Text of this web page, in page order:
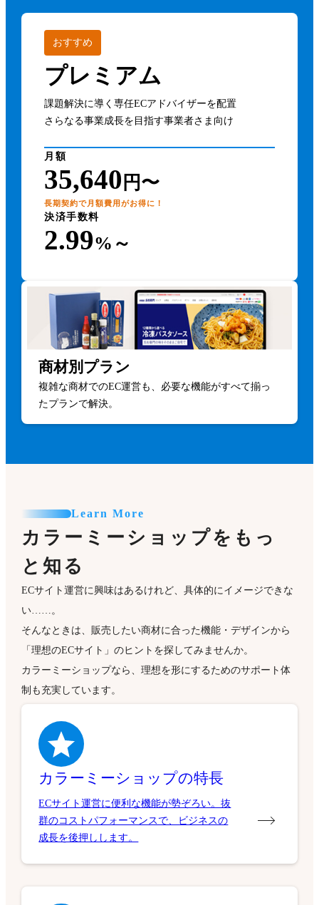
おすすめ
プレミアム
課題解決に導く専任ECアドバイザーを配置
さらなる事業成長を目指す事業者さま向け
月額
35,640 円〜
長期契約で月額費用がお得に！
決済手数料
2.99%～
商材別プラン
複雑な商材でのEC運営も、必要な機能がすべて揃っ
たプランで解決。
Learn More
カラーミーショップをもっ
と知る
ECサイト運営に興味はあるけれど、具体的にイメージできな
い……。
そんなときは、販売したい商材に合った機能・デザインから
「理想のECサイト」のヒントを探してみませんか。
カラーミーショップなら、理想を形にするためのサポート体
制も充実しています。
カラーミーショップの特長
ECサイト運営に便利な機能が勢ぞろい。抜
群のコストパフォーマンスで、ビジネスの
成長を後押しします。